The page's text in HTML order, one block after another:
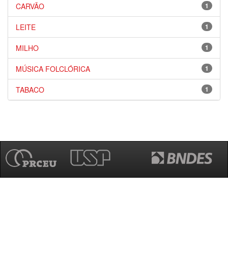
1
CARVÃO
1
LEITE
1
MILHO
1
MÚSICA FOLCLÓRICA
1
TABACO